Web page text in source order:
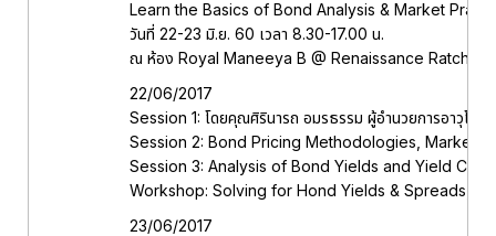
Learn the Basics of Bond Analysis & Market
วันที่ 22-23 มิ.ย. 60 เวลา 8.30-17.00 น.
ณ ห้อง Royal Maneeya B @ Renaissance
22/06/2017
Session 1: โดยคุณศิรินารถ อมรธรรม ผู้อำนวยการอาวุโ
Session 2: Bond Pricing Methodologies, Market
Session 3: Analysis of Bond Yields and Yield
Workshop: Solving for Hond Yields & Spreads,
23/06/2017